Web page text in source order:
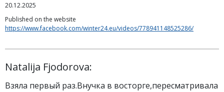
20.12.2025
Published on the website
https://www.facebook.com/winter24.eu/videos/778941148525286/
Natalija Fjodorova:
Взяла первый раз.Внучка в восторге,пересматривала